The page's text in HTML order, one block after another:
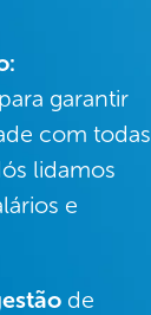
garantir
com todas
lidamos
e
de